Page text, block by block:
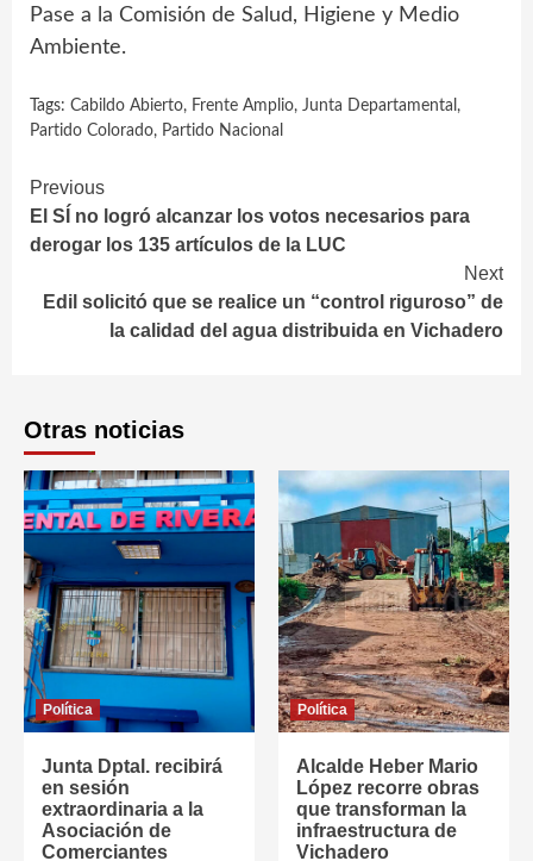
Pase a la Comisión de Salud, Higiene y Medio
Ambiente.
Tags: Cabildo Abierto, Frente Amplio, Junta Departamental ,
Partido Colorado, Partido Nacional
Continue
Reading
Previous
El SÍ no logró alcanzar los votos necesarios para
derogar los 135 artículos de la LUC
Next
Edil solicitó que se realice un “control riguroso” de
la calidad del agua distribuida en Vichadero
Otras noticias
Política
Junta Dptal. recibirá
en sesión
extraordinaria a la
Asociación de
Comerciantes
Política
Alcalde Heber Mario
López recorre obras
que transforman la
infraestructura de
Vichadero